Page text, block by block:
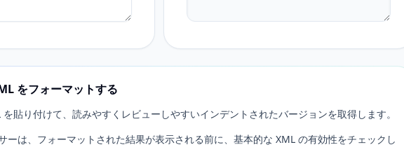
をフォーマットする
貼り付けて、読みやすくレビューしやすいインデントされたバージョンを取得します。
ーは、フォーマットされた結果が表示される前に、基本的な XML の有効性をチェックし